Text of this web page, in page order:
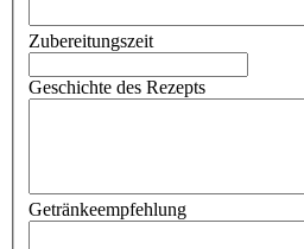
Zubereitungszeit
Geschichte des Rezepts
Getränkeempfehlung